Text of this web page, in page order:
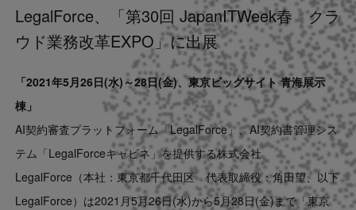
News
LegalOn Now
Contact
US website
LegalForce、「第30回 JapanITWeek春 クラ
ウド業務改革EXPO」に出展
「2021年5月26日(水)～28日(金)、東京ビッグサイト 青海展示
棟 」
AI契約審査プラットフォーム「LegalForce」、AI契約書管理シス
テム「LegalForceキャビネ」を提供する株式会社
LegalForce（本社：東京都千代田区 代表取締役：角田望、以下
LegalForce）は2021月5月26日(水)から5月28日(金)まで「東京